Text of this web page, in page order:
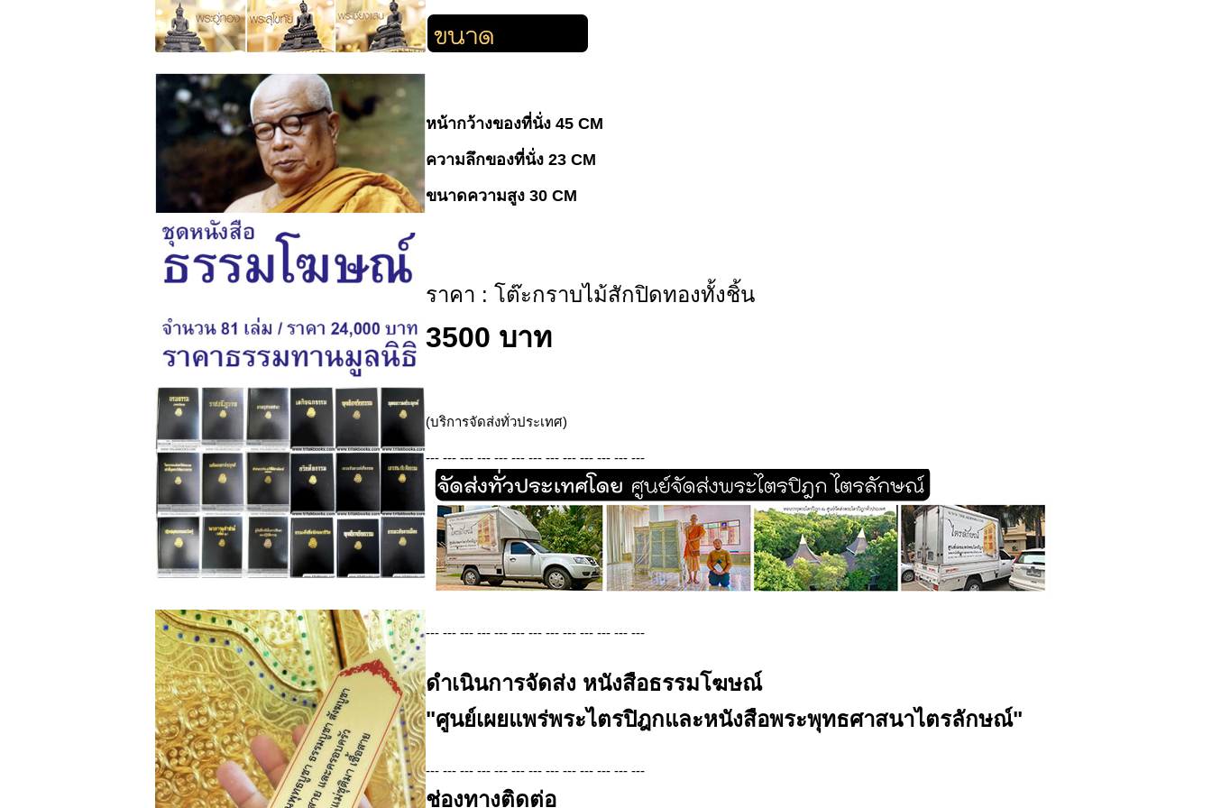
หน้ากว้างของที่นั่ง 45 CM
ความลึกของที่นั่ง 23 CM
ขนาดความสูง 30 CM
ราคา : โต๊ะกราบไม้สักปิดทองทั้งชิ้น
3500 บาท
(บริการจัดส่งทั่วประเทศ)
--- --- --- --- --- --- --- --- --- --- --- --- ---
--- --- --- --- --- --- --- --- --- --- --- --- ---
ดำเนินการจัดส่ง หนังสือธรรมโฆษณ์
"ศูนย์เผยแพร่พระไตรปิฎกและหนังสือพระพุทธศาสนาไตรลักษณ์"
--- --- --- --- --- --- --- --- --- --- --- --- ---
ช่องทางติดต่อ